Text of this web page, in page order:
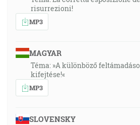
risurrezioni!
MP3
MAGYAR
Téma: »A különböző
kifejtése!«
MP3
SLOVENSKY